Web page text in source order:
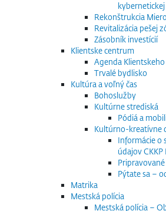
Rekonštrukcia
Revitalizácia pešej
Zásobník investícií
Klientske centrum
Agenda
Trvalé bydlisko
Kultúra a voľný čas
Bohoslužby
Kultúrne strediská
Pódiá a
Kultúrno-kreatívne
Informácie o
údajov CKKP
Pýtate sa –
Matrika
Mestská polícia
Mestská polícia –